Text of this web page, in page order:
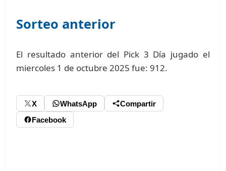
Sorteo anterior
El resultado anterior del Pick 3 Día jugado el
miercoles 1 de octubre 2025 fue: 912.
X WhatsApp
Compartir
Facebook